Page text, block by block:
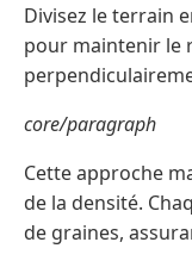
Divisez le terrain
pour maintenir le
core/paragraph
Cette approche
de la densité.
de graines,